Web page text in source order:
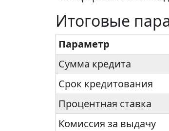
Итоговые
Параметр
Сумма кредита
Срок кредитования
Процентная ставка
Комиссия за выдачу